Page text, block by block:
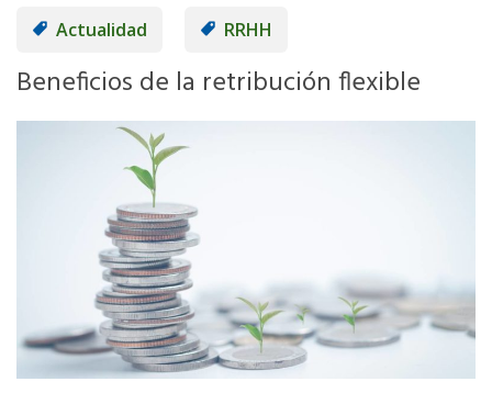
Actualidad RRHH
Beneficios de la retribución flexible